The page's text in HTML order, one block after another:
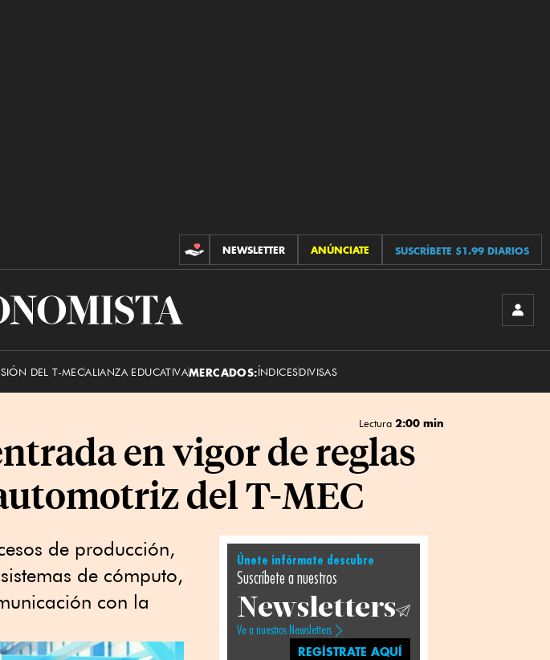
CONTRIBUCIONES
NEWSLETTER ANÚNCIATE SUSCRÍBETE $1.99 DIARIOS
El
DEL T-MECALIANZA EDUCATIVAMERCADOS:ÍNDICESDIVISAS
Lectura 2:00 min
en vigor de reglas
del T-MEC
de producción,
de cómputo,
con la
Únete infórmate descubre
Suscríbete a nuestros
Newsletters
Ve a nuestros Newsletters
REGÍSTRATE AQUÍ